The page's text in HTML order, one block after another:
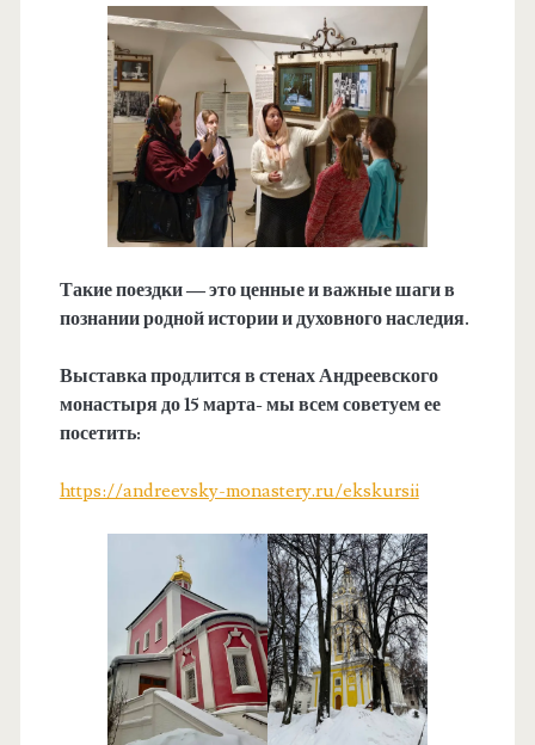
Такие поездки — это ценные и важные шаги в
познании родной истории и духовного наследия.
Выставка продлится в стенах Андреевского
монастыря до 15 марта- мы всем советуем ее
посетить:
https://andreevsky-monastery.ru/ekskursii